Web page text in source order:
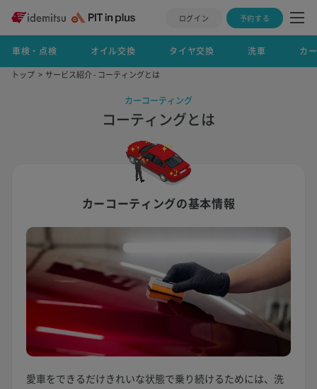
ログイン 予約する
車検・点検 オイル交換 タイヤ交換 洗車 カ
トップ サービス紹介 - コーティングとは
カーコーティング
コーティングとは
カーコーティングの基本情報
愛車をできるだけきれいな状態で乗り続けるためには、洗